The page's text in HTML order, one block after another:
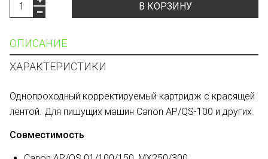
В КОРЗИНУ
ОПИСАНИЕ
ХАРАКТЕРИСТИКИ
Однопроходный корректируемый картридж с красящей
лентой. Для пишущих машин Canon AP/QS-100 и других.
Совместимость